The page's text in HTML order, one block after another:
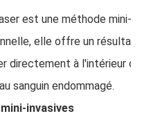
est une méthode mini-
elle offre un
directement à l'intérieur
sanguin endommagé.
invasives